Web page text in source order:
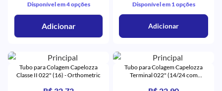
Disponível em 4 opções
Adicionar
Disponível em 1 opções
Adicionar
Tubo para Colagem Capelozza
Classe II 022" (16) - Orthometric
Tubo para Colagem Capelozza
Terminal 022" (14/24 com